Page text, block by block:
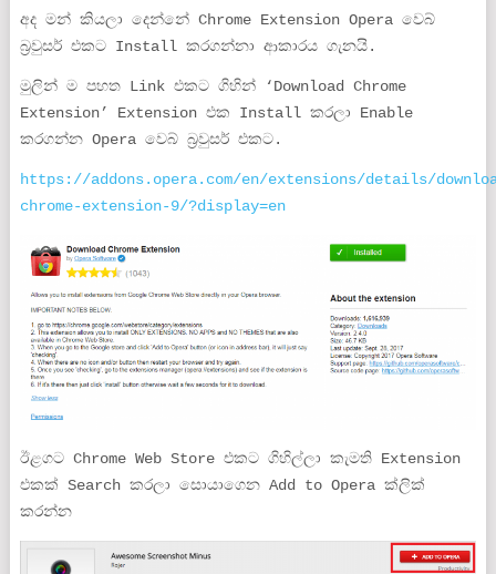
අද මන් කියලා දෙන්නේ Chrome Extension Opera වෙබ්
බ්‍රවුසර් එකට Install කරගන්නා ආකාරය ගැනයි.
මුලින් ම පහත Link එකට ගිහින් ‘Download Chrome
Extension’ Extension එක Install කරලා Enable
කරගන්න Opera වෙබ් බ්‍රවුසර් එකට.
https://addons.opera.com/en/extensions/details/
chrome-extension-9/?display=en
ඊළගට Chrome Web Store එකට ගිහිල්ලා කැමති Extension
එකක් Search කරලා සොයාගෙන Add to Opera ක්ලික්
කරන්න